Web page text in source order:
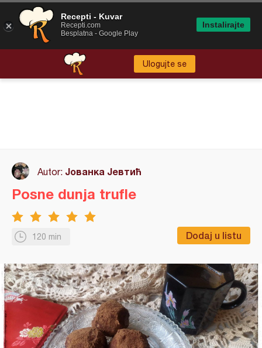
Ulogujte se
Autor: Јованка Јевтић
120 min Dodaj u listu
Posne dunja trufle
Recepti - Kuvar
Recepti.com
Besplatna - Google Play
Instalirajte